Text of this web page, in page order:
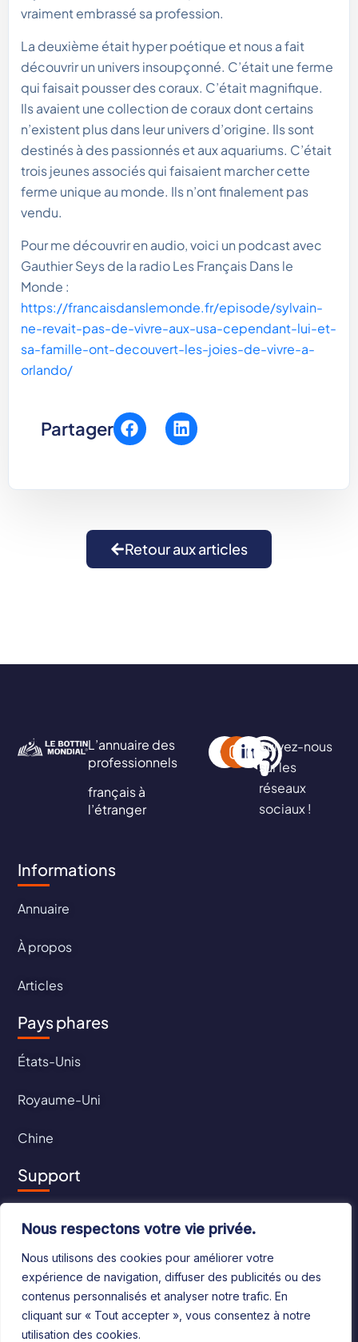
Nous respectons votre vie privée.
Nous utilisons des cookies pour améliorer votre
expérience de navigation, diffuser des publicités ou des
contenus personnalisés et analyser notre trafic. En
cliquant sur « Tout accepter », vous consentez à notre
utilisation des cookies.
vraiment embrassé sa profession.
La deuxième était hyper poétique et nous a fait
découvrir un univers insoupçonné. C’était une ferme
qui faisait pousser des coraux. C’était magnifique.
Ils avaient une collection de coraux dont certains
n’existent plus dans leur univers d’origine. Ils sont
destinés à des passionnés et aux aquariums. C’était
trois jeunes associés qui faisaient marcher cette
ferme unique au monde. Ils n’ont finalement pas
vendu.
Pour me découvrir en audio, voici un podcast avec
Gauthier Seys de la radio Les Français Dans le
Monde :
https://francaisdanslemonde.fr/episode/sylvain-
ne-revait-pas-de-vivre-aux-usa-cependant-lui-et-
sa-famille-ont-decouvert-les-joies-de-vivre-a-
orlando/
Partager
Retour aux articles
L’annuaire des
professionnels
français à
l’étranger
Suivez-nous
sur les
réseaux
sociaux !
Informations
Annuaire
À propos
Articles
Pays phares
États-Unis
Royaume-Uni
Chine
Support
CGU
CGV